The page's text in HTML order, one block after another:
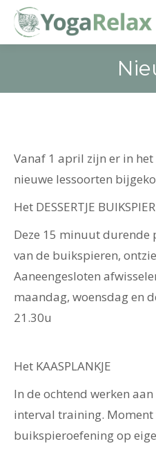
You
Vanaf 1 april zijn er in
nieuwe lessoorten
Het DESSERTJE
Deze 15 minuut durende
van de buikspieren,
Aaneengesloten
maandag, woensdag en
21.30u
Het KAASPLANKJE
In de ochtend werken
interval training.
buikspieroefening op